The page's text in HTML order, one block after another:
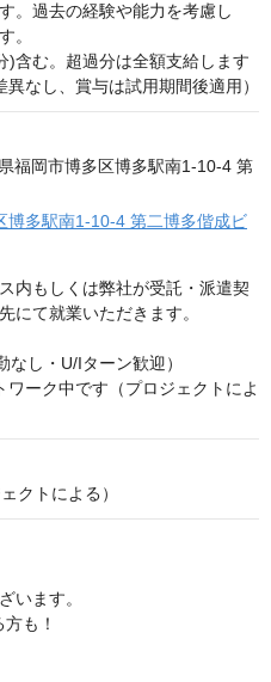
。過去の経験や能力を考慮し
。
含む。超過分は全額支給します
なし、賞与は試用期間後適用）
多駅南1-10-4 第二博多偕成ビ
内もしくは弊社が受託・派遣契
にて就業いただきます。
し・U/Iターン歓迎）
ーク中です（プロジェクトによ
クトによる）
います。
も！